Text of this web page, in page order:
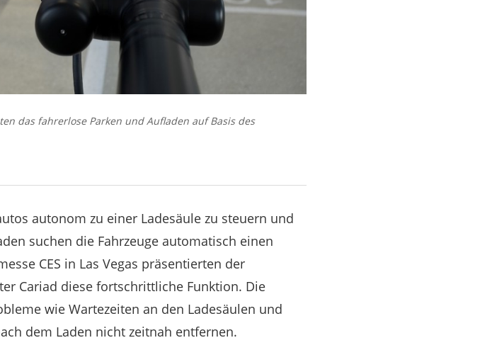
das fahrerlose Parken und Aufladen auf Basis des
autonom zu einer Ladesäule zu steuern und
suchen die Fahrzeuge automatisch einen
CES in Las Vegas präsentierten der
Cariad diese fortschrittliche Funktion. Die
wie Wartezeiten an den Ladesäulen und
dem Laden nicht zeitnah entfernen.